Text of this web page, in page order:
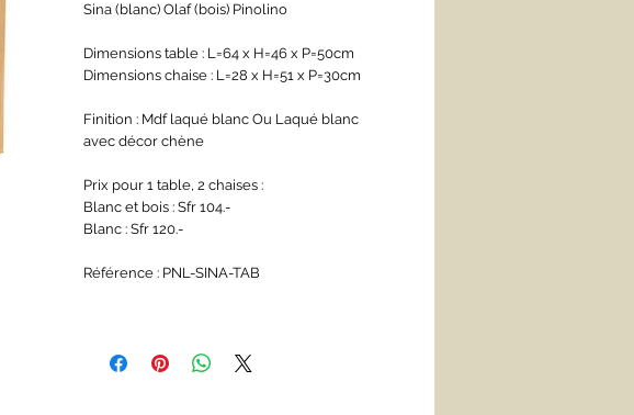
Sina (blanc) Olaf (bois) Pinolino
Dimensions table : L=64 x H=46 x P=50cm
Dimensions chaise : L=28 x H=51 x P=30cm
Finition : Mdf laqué blanc Ou Laqué blanc
avec décor chène
Prix pour 1 table, 2 chaises :
Blanc et bois : Sfr 104.-
Blanc : Sfr 120.-
Référence : PNL-SINA-TAB